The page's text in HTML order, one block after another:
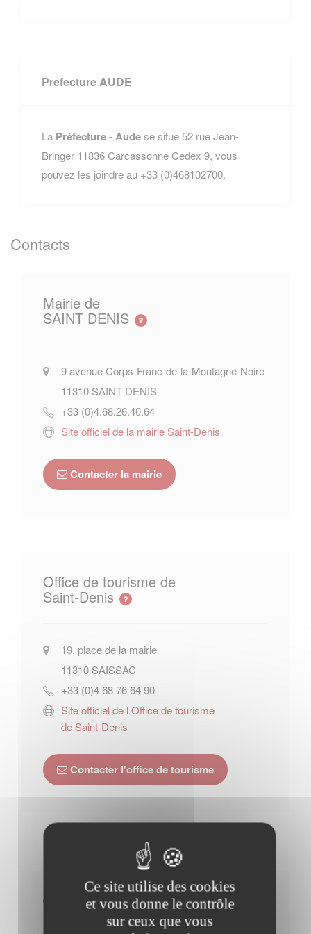
Prefecture AUDE
La Préfecture - Audese situe 52 rue Jean-
Bringer 11836 Carcassonne Cedex 9, vous
pouvez les joindre au +33 (0)468102700.
Contacts
Mairie de
SAINT DENIS
9 avenue Corps-Franc-de-la-Montagne-Noire
11310 SAINT DENIS
+33 (0)4.68.26.40.64
Site officiel de la mairie Saint-Denis
Contacter la mairie
Office de tourisme de
Saint-Denis
19, place de la mairie
11310 SAISSAC
+33 (0)4 68 76 64 90
Site officiel de l Office de tourisme
de Saint-Denis
Contacter l'office de tourisme
Horaires Mairie
Ce site utilise des cookies
et vous donne le contrôle
sur ceux que vous